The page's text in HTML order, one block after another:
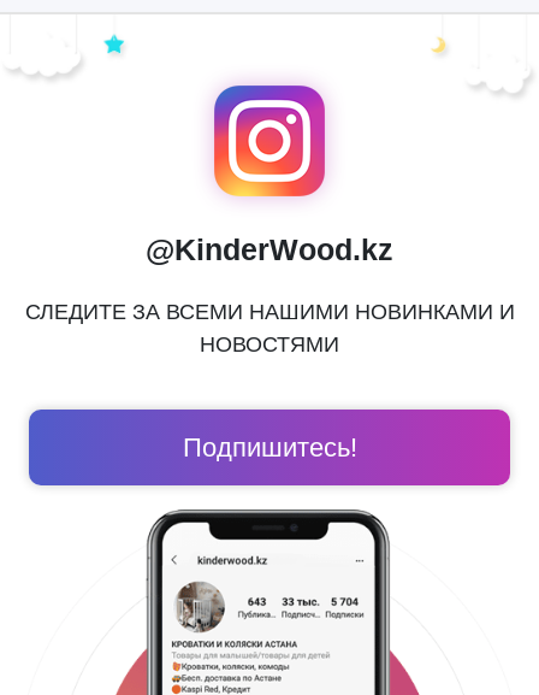
@KinderWood.kz
СЛЕДИТЕ ЗА ВСЕМИ НАШИМИ НОВИНКАМИ И
НОВОСТЯМИ
Подпишитесь!